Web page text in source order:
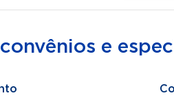
e